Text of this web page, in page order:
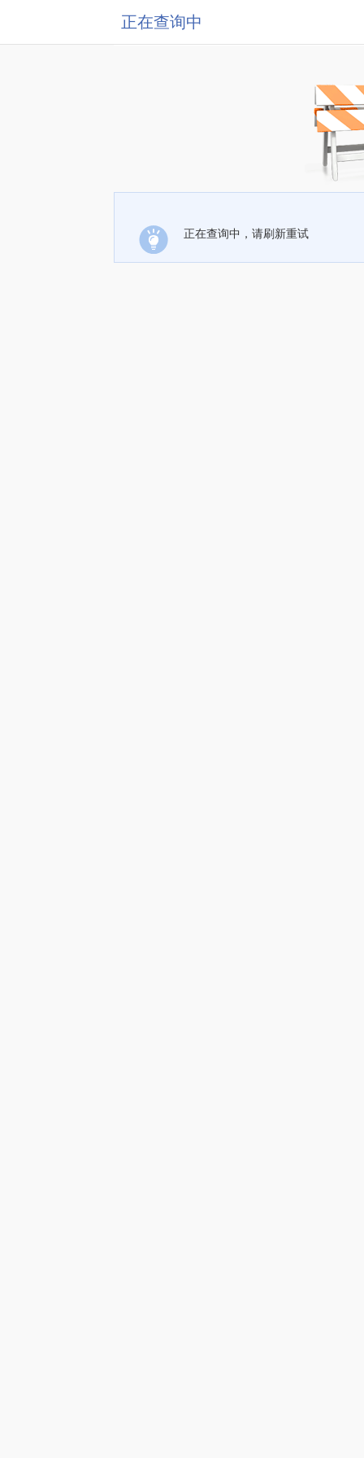
正在查询中
正在查询中，请刷新重试